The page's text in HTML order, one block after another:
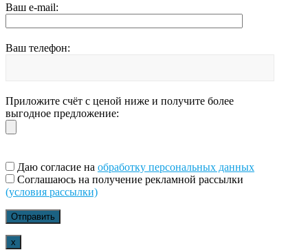
Ваш e-mail:
Ваш телефон:
Приложите счёт с ценой ниже и получите более
выгодное предложение:
Даю согласие на обработку персональных данных
Соглашаюсь на получение рекламной рассылки
(условия рассылки)
x